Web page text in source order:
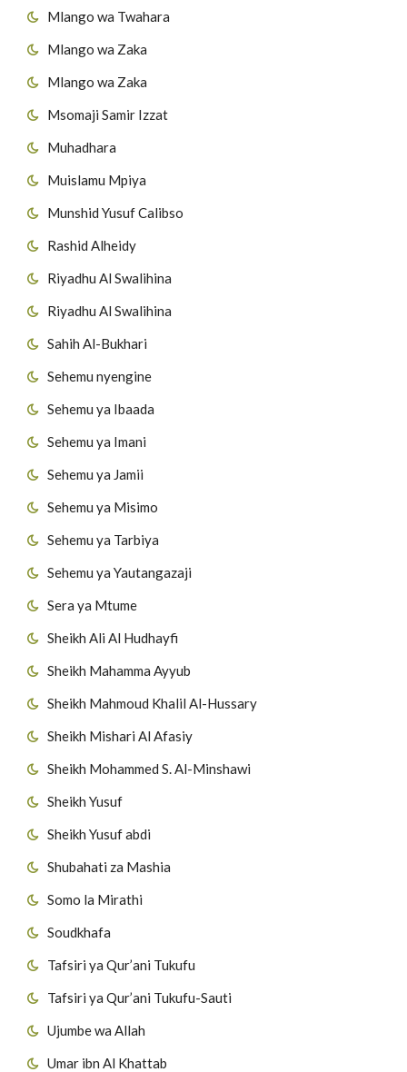
Mlango wa Twahara
Mlango wa Zaka
Mlango wa Zaka
Msomaji Samir Izzat
Muhadhara
Muislamu Mpiya
Munshid Yusuf Calibso
Rashid Alheidy
Riyadhu Al Swalihina
Riyadhu Al Swalihina
Sahih Al-Bukhari
Sehemu nyengine
Sehemu ya Ibaada
Sehemu ya Imani
Sehemu ya Jamii
Sehemu ya Misimo
Sehemu ya Tarbiya
Sehemu ya Yautangazaji
Sera ya Mtume
Sheikh Ali Al Hudhayfi
Sheikh Mahamma Ayyub
Sheikh Mahmoud Khalil Al-Hussary
Sheikh Mishari Al Afasiy
Sheikh Mohammed S. Al-Minshawi
Sheikh Yusuf
Sheikh Yusuf abdi
Shubahati za Mashia
Somo la Mirathi
Soudkhafa
Tafsiri ya Qur’ani Tukufu
Tafsiri ya Qur’ani Tukufu-Sauti
Ujumbe wa Allah
Umar ibn Al Khattab